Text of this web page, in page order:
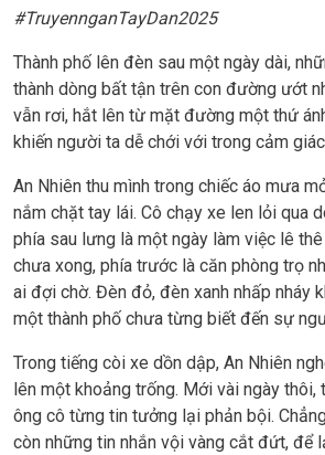
#TruyennganTayDan2025
Thành phố lên đèn sau một ngày dài,
thành dòng bất tận trên con đường ướt
vẫn rơi, hắt lên từ mặt đường một thứ
khiến người ta dễ chới với trong cảm
An Nhiên thu mình trong chiếc áo mưa
nắm chặt tay lái. Cô chạy xe len lỏi qua
phía sau lưng là một ngày làm việc lê
chưa xong, phía trước là căn phòng trọ
ai đợi chờ. Đèn đỏ, đèn xanh nhấp nháy
một thành phố chưa từng biết đến sự
Trong tiếng còi xe dồn dập, An Nhiên
lên một khoảng trống. Mới vài ngày
ông cô từng tin tưởng lại phản bội.
còn những tin nhắn vội vàng cắt đứt, để